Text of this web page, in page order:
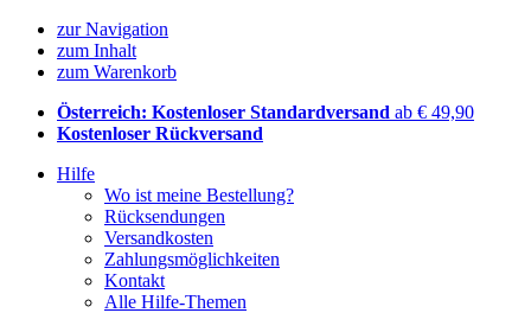
zur Navigation
zum Inhalt
zum Warenkorb
Österreich: Kostenloser Standardversand ab € 49,90
Kostenloser Rückversand
Hilfe
Wo ist meine Bestellung?
Rücksendungen
Versandkosten
Zahlungsmöglichkeiten
Kontakt
Alle Hilfe-Themen